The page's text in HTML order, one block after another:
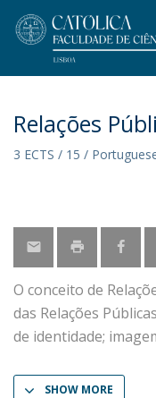
Relações
3 ECTS / 15 /
O conceito de
das Relações
de identidade;
SHOW MORE